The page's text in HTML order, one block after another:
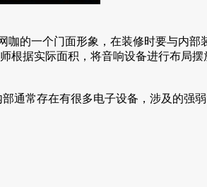
的一个门面形象，在装修时要与内部
根据实际面积，将音响设备进行布局
通常存在有很多电子设备，涉及的强